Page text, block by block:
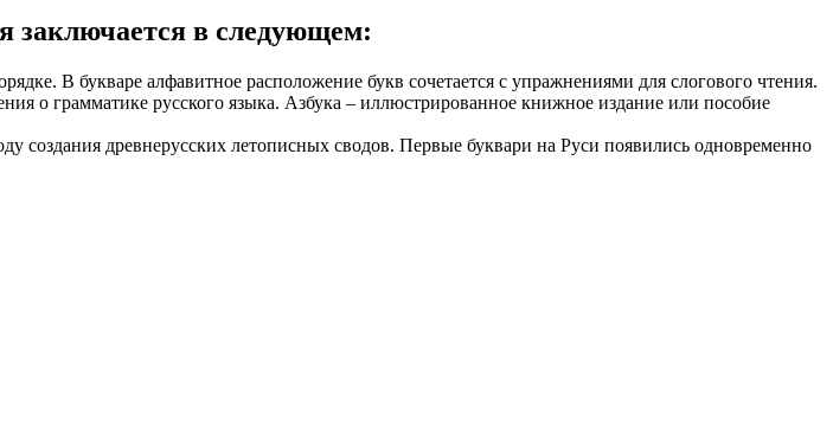
заключается в следующем:
В букваре алфавитное расположение букв сочетается с упражнениями для слогового чтения.
о грамматике русского языка. Азбука – иллюстрированное книжное издание или пособие
создания древнерусских летописных сводов. Первые буквари на Руси появились одновременно